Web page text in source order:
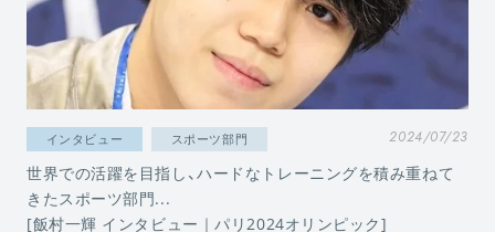
インタビュー スポーツ部門 2024/07/23
世界での活躍を目指し、ハードなトレーニングを積み重ねて
きたスポーツ部門...
[飯村一輝 インタビュー｜パリ2024オリンピック]